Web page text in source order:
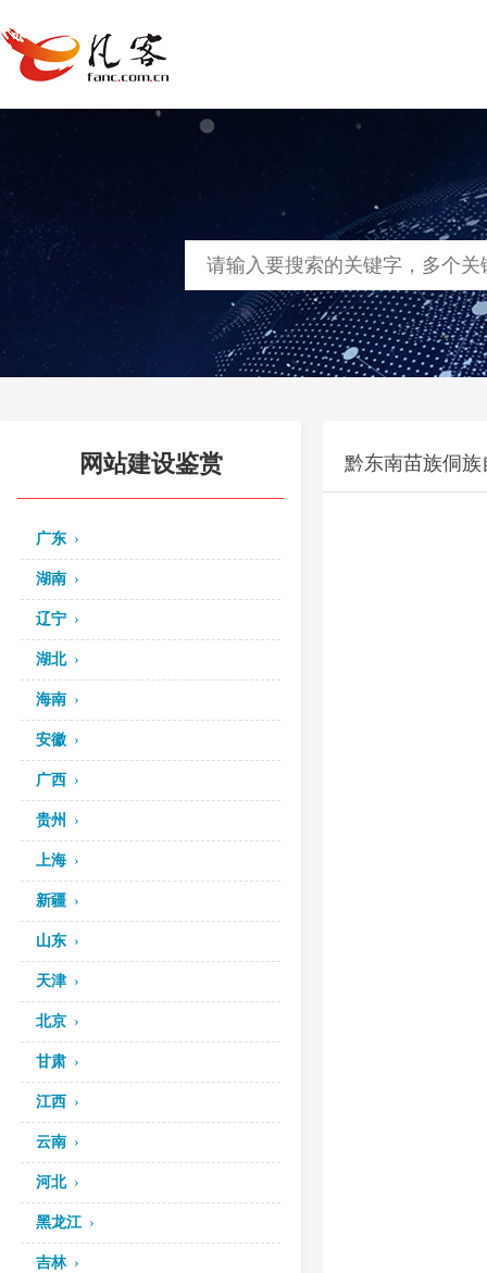
网站建设 软件定制
网站建设鉴赏
广东
湖南
辽宁
湖北
海南
安徽
广西
贵州
上海
新疆
山东
天津
北京
甘肃
江西
云南
河北
黑龙江
吉林
黔东南苗族侗族